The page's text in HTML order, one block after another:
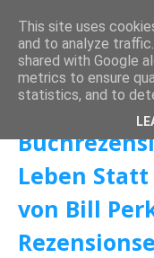
Startseite Sachbuch
Reich zu sterben von Bill
Leben
von Bill
This site uses
and to analyze
shared with Google
metrics to ensure
statistics, and to